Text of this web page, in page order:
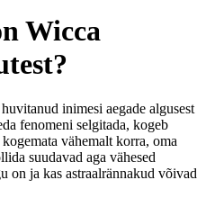
Wicca
inimesi aegade algusest
fenomeni selgitada, kogeb
vähemalt korra, oma
suudavad aga vähesed
on ja kas astraalrännakud võivad